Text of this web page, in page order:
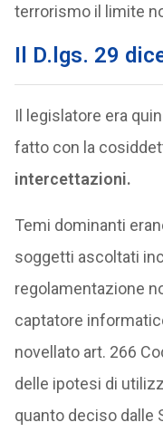
terrorismo il limite
Il D.lgs. 29
Il legislatore era
fatto con la
intercettazioni.
Temi dominanti
soggetti ascoltati
regolamentazione
captatore
novellato art. 266
delle ipotesi di
quanto deciso dalle